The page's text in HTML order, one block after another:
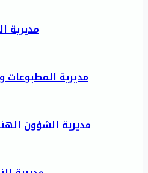
مديرية
مديرية المطبوعات
مديرية الشؤون